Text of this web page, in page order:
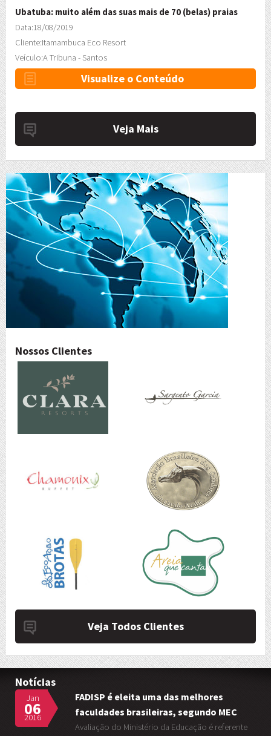
Ubatuba: muito além das suas mais de 70 (belas) praias
Data:18/08/2019
Cliente:Itamambuca Eco Resort
Veículo:A Tribuna - Santos
Visualize o Conteúdo
Veja Mais
Nossos Clientes
Veja Todos Clientes
Notícias
Jan
06
2016
FADISP é eleita uma das melhores
faculdades brasileiras, segundo MEC
Avaliação do Ministério da Educação é referente